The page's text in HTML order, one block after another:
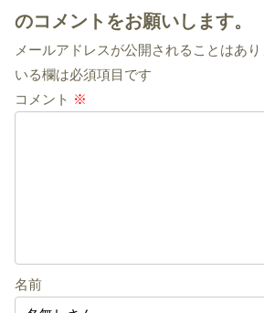
のコメントをお願いします。
メールアドレスが公開されることはあり
いる欄は必須項目です
コメント ※
名前